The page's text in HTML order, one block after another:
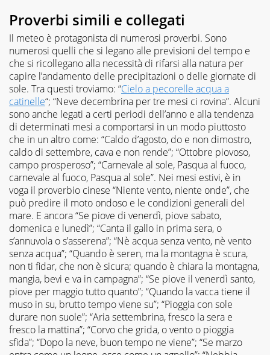
Proverbi simili e collegati
Il meteo è protagonista di numerosi proverbi. Sono
numerosi quelli che si legano alle previsioni del tempo e
che si ricollegano alla necessità di rifarsi alla natura per
capire l’andamento delle precipitazioni o delle giornate di
sole. Tra questi troviamo: “Cielo a pecorelle acqua a
catinelle“; “Neve decembrina per tre mesi ci rovina”. Alcuni
sono anche legati a certi periodi dell’anno e alla tendenza
di determinati mesi a comportarsi in un modo piuttosto
che in un altro come: “Caldo d’agosto, do e non dimostro,
caldo di settembre, cava e non rende”; “Ottobre piovoso,
campo prosperoso”; “Carnevale al sole, Pasqua al fuoco,
carnevale al fuoco, Pasqua al sole”. Nei mesi estivi, è in
voga il proverbio cinese “Niente vento, niente onde”, che
può predire il moto ondoso e le condizioni generali del
mare. E ancora “Se piove di venerdì, piove sabato,
domenica e lunedì”; “Canta il gallo in prima sera, o
s’annuvola o s’asserena”; “Nè acqua senza vento, nè vento
senza acqua”; “Quando è seren, ma la montagna è scura,
non ti fidar, che non è sicura; quando è chiara la montagna,
mangia, bevi e va in campagna”; “Se piove il venerdì santo,
piove per maggio tutto quanto”; “Quando la vacca tiene il
muso in su, brutto tempo viene su”; “Pioggia con sole
durare non suole”; “Aria settembrina, fresco la sera e
fresco la mattina”; “Corvo che grida, o vento o pioggia
sfida”; “Dopo la neve, buon tempo ne viene”; “Se marzo